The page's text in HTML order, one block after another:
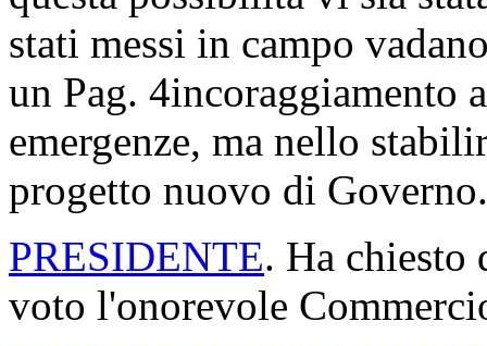
stati messi in campo
un Pag. 4incoraggiamento
emergenze, ma nello
progetto nuovo di Governo.
PRESIDENTE. Ha chiesto
voto l'onorevole